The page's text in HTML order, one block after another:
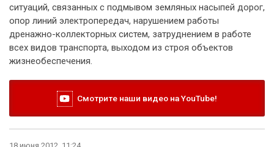
ситуаций, связанных с подмывом земляных насыпей дорог,
опор линий электропередач, нарушением работы
дренажно-коллекторных систем, затруднением в работе
всех видов транспорта, выходом из строя объектов
жизнеобеспечения.
Смотрите наши видео на YouTube!